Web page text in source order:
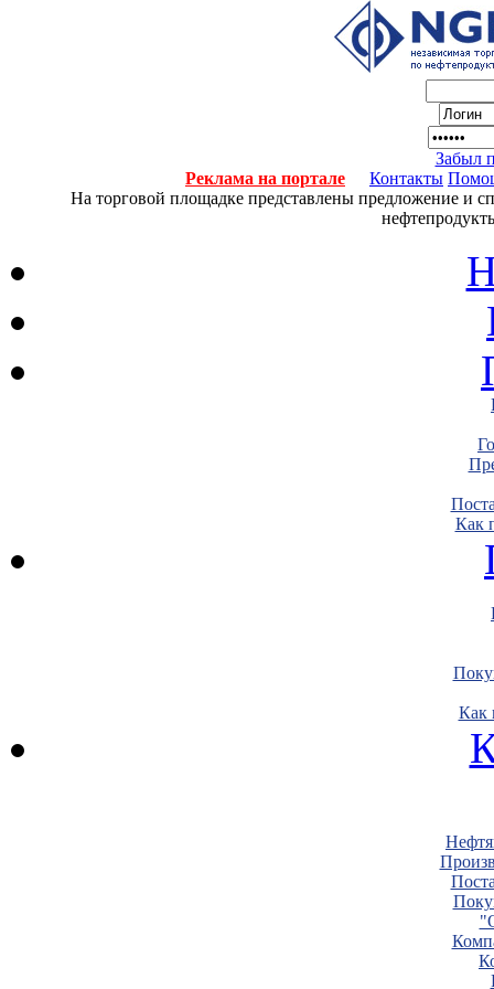
Забыл
Реклама на портале
Контакты
На торговой площадке представлены предложение и
Как
Как